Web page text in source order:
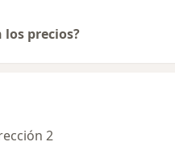
precios?
2